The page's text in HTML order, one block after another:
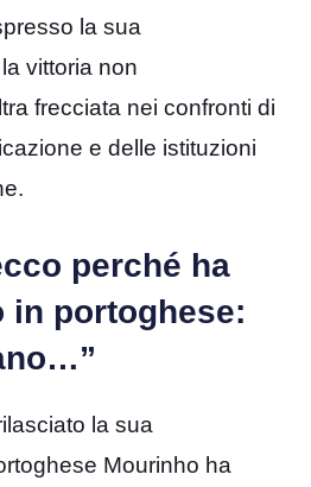
la sua
vittoria non
frecciata nei confronti di
e delle istituzioni
perché ha
in portoghese:
la sua
Mourinho ha